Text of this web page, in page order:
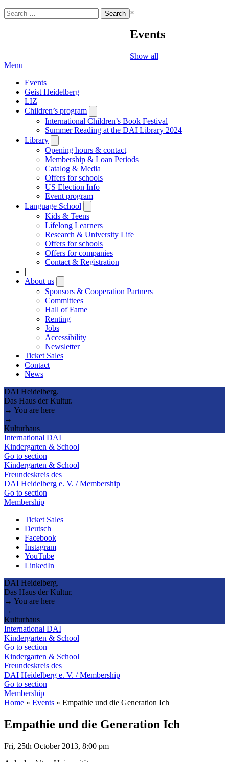
Search
for:
×
Events
Show all
Menu
Events
Geist Heidelberg
LIZ
Children’s program
submenu
International Children’s Book Festival
Summer Reading at the DAI Library 2024
Library
submenu
Opening hours & contact
Membership & Loan Periods
Catalog & Media
Offers for schools
US Election Info
Event program
Language School
submenu
Kids & Teens
Lifelong Learners
Research & University Life
Offers for schools
Offers for companies
Contact & Registration
|
About us
submenu
Sponsors & Cooperation Partners
Committees
Hall of Fame
Renting
Jobs
Accessibility
Newsletter
Ticket Sales
Contact
News
DAI Heidelberg.
Das Haus der Kultur.
→ You are here
→
Kulturhaus
International DAI
Kindergarten & School
Go to section
Kindergarten & School
Freundeskreis des
DAI Heidelberg e. V. / Membership
Go to section
Membership
Ticket Sales
Deutsch
Facebook
Instagram
YouTube
LinkedIn
DAI Heidelberg.
Das Haus der Kultur.
→ You are here
→
Kulturhaus
International DAI
Kindergarten & School
Go to section
Kindergarten & School
Freundeskreis des
DAI Heidelberg e. V. / Membership
Go to section
Membership
Home » Events » Empathie und die Generation Ich
Empathie und die Generation Ich
Fri, 25th October 2013, 8:00 pm